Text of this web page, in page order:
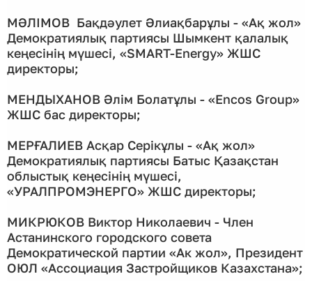
МӘЛІМОВ Бақдәулет Әлиақбарұлы - «Ақ жол»
Демократиялық партиясы Шымкент қалалық
кеңесінің мүшесі, «SMART-Energy» ЖШС
директоры;
МЕНДЫХАНОВ Әлім Болатұлы - «Encos Group»
ЖШС бас директоры;
МЕРҒАЛИЕВ Асқар Серікұлы - «Ақ жол»
Демократиялық партиясы Батыс Қазақстан
облыстық кеңесінің мүшесі,
«УРАЛПРОМЭНЕРГО» ЖШС директоры;
МИКРЮКОВ Виктор Николаевич - Член
Астанинского городского совета
Демократической партии «Ак жол», Президент
ОЮЛ «Ассоциация Застройщиков Казахстана»;